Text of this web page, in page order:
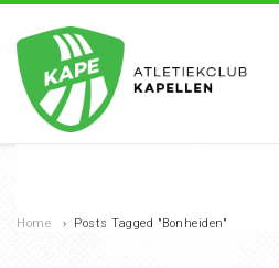
Home › Posts Tagged "Bonheiden"